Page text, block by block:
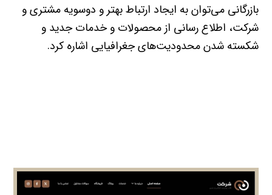
بازرگانی می‌توان به ایجاد ارتباط بهتر و دوسویه مشتری و
شرکت، اطلاع رسانی از محصولات و خدمات جدید و
شکسته شدن محدودیت‌های جغرافیایی اشاره کرد.